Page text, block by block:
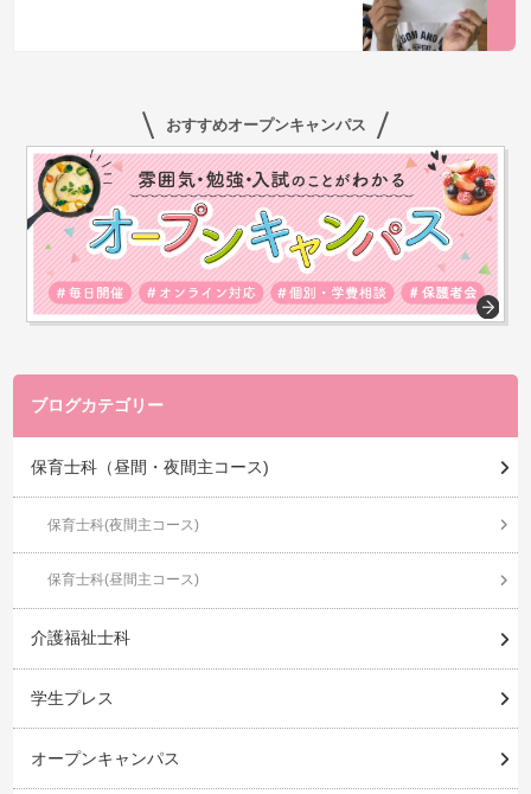
おすすめオープンキャンパス
ブログカテゴリー
保育士科（昼間・夜間主コース)
保育士科(夜間主コース)
保育士科(昼間主コース)
介護福祉士科
学生プレス
オープンキャンパス